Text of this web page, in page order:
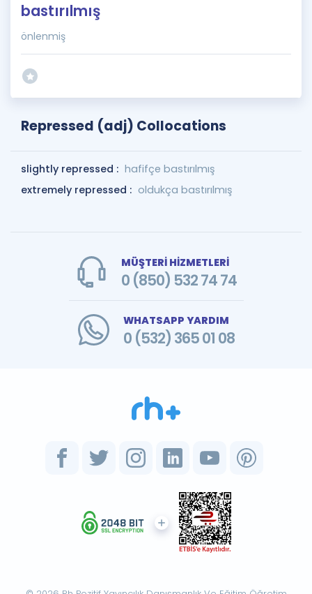
bastırılmış
önlenmiş
Repressed (adj) Collocations
slightly repressed : hafifçe bastırılmış
extremely repressed : oldukça bastırılmış
MÜŞTERİ HİZMETLERİ
0 (850) 532 74 74
WHATSAPP YARDIM
0 (532) 365 01 08